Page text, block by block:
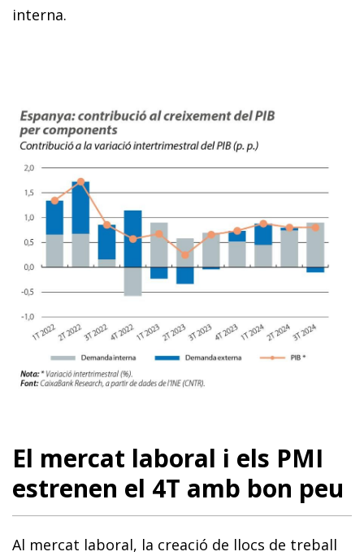
interna.
El mercat laboral i els PMI
estrenen el 4T amb bon peu
Al mercat laboral, la creació de llocs de treball